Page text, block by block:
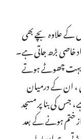
کے علاوہ بچے بھی
خاصی بڑھ جاتی ہے۔
بہت چھوٹے ہوتے
، ان کے درمیان
جس کی بنا پر مسجد
ختم ہونے کے بعد